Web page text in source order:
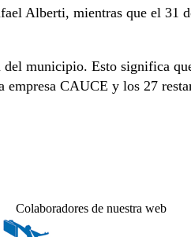
Alberti, mientras que el
municipio. Esto significa
CAUCE y los 27
Colaboradores de nuestra web